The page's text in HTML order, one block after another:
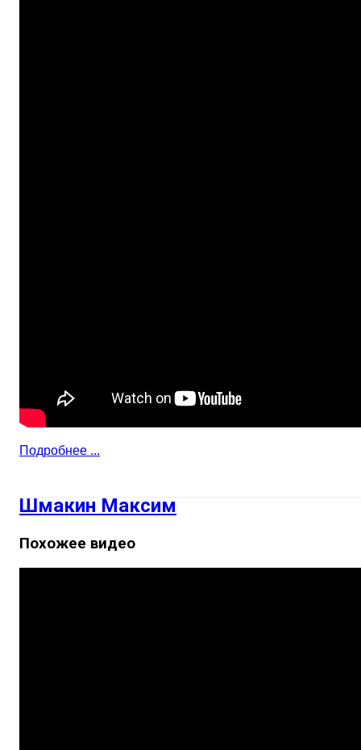
Подробнее ...
Шмакин Максим
Похожее видео